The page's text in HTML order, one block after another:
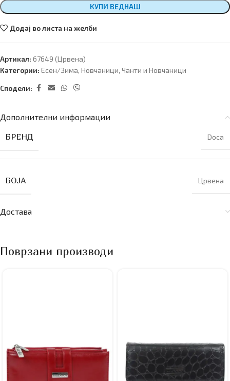
КУПИ ВЕДНАШ
Додај во листа на желби
Артикал: 67649 (Црвена)
Категории: Есен/Зима, Новчаници, Чанти и Новчаници
Сподели:
Дополнителни информации
БРЕНД Doca
БОЈА Црвена
Достава
Поврзани производи